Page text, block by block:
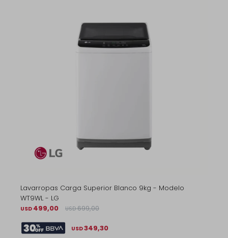
Lavarropas Carga Superior Blanco 9kg - Modelo
WT9WL - LG
USD 499,00 USD 699,00
USD349,30